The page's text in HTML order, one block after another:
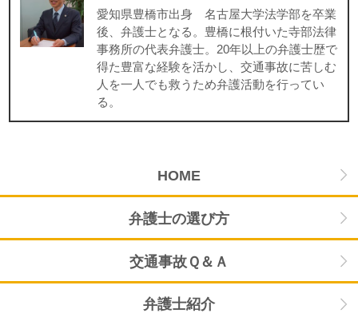
愛知県豊橋市出身 名古屋大学法学部を卒業
後、弁護士となる。豊橋に根付いた寺部法律
事務所の代表弁護士。20年以上の弁護士歴で
得た豊富な経験を活かし、交通事故に苦しむ
人を一人でも救うため弁護活動を行ってい
る。
HOME
弁護士の選び方
交通事故Ｑ＆Ａ
弁護士紹介